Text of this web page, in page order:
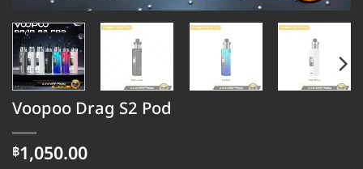
Voopoo Drag S2 Pod
฿1,050.00